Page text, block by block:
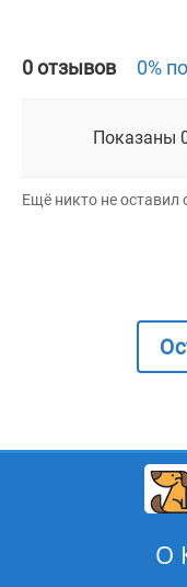
0 отзывов 0%
Показаны
Ещё никто не оставил
О